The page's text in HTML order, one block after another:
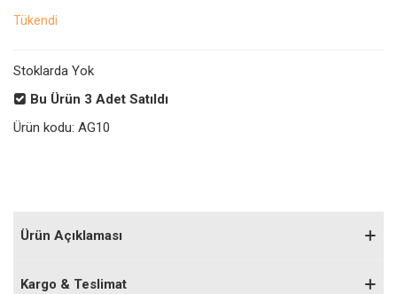
Tükendi
Stoklarda Yok
Bu Ürün 3 Adet Satıldı
Ürün kodu: AG10
Ürün Açıklaması
Kargo & Teslimat